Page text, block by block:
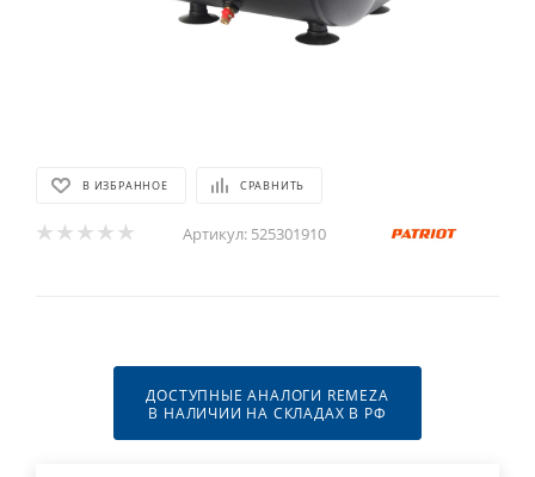
В ИЗБРАННОЕ СРАВНИТЬ
Артикул: 525301910
ДОСТУПНЫЕ АНАЛОГИ REMEZA
В НАЛИЧИИ НА СКЛАДАХ В РФ